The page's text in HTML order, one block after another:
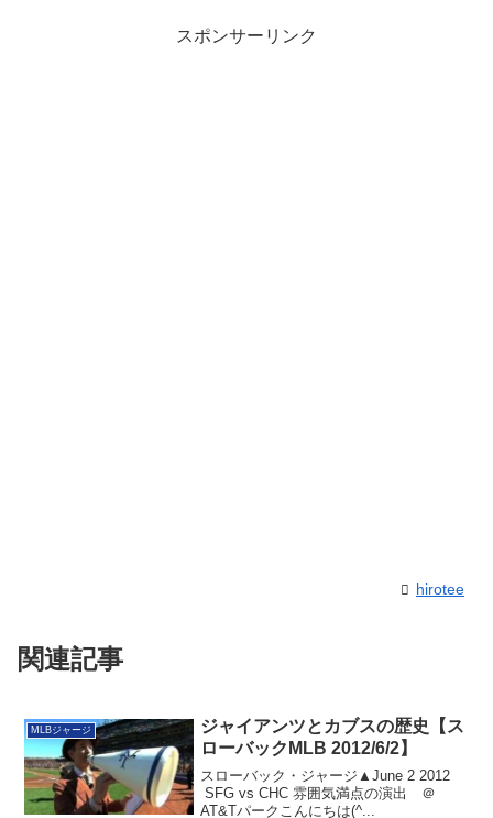
スポンサーリンク
hirotee
関連記事
MLBジャージ
ジャイアンツとカブスの歴史【ス
ローバックMLB 2012/6/2】
スローバック・ジャージ▲June 2 2012
SFG vs CHC 雰囲気満点の演出 ＠
AT&Tパークこんにちは(^...